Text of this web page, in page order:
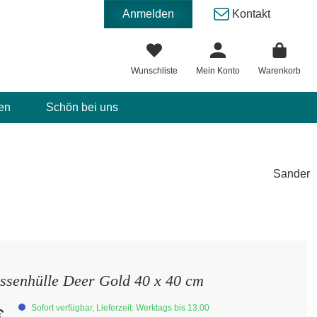
Anmelden Kontakt
Wunschliste Mein Konto Warenkorb
Schön bei uns
Sander
Deer Gold 40 x 40 cm
Sofort verfügbar, Lieferzeit: Werktags bis 13.00